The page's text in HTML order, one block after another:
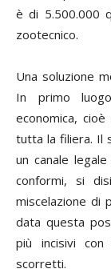
è di 5.500.000
zootecnico.
Una soluzione
In primo
economica,
tutta la filiera. Il
un canale
conformi, si
miscelazione di
data questa
più incisivi
scorretti.